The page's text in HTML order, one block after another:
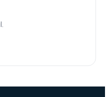
zijn stevigheid en
kan een frisse en